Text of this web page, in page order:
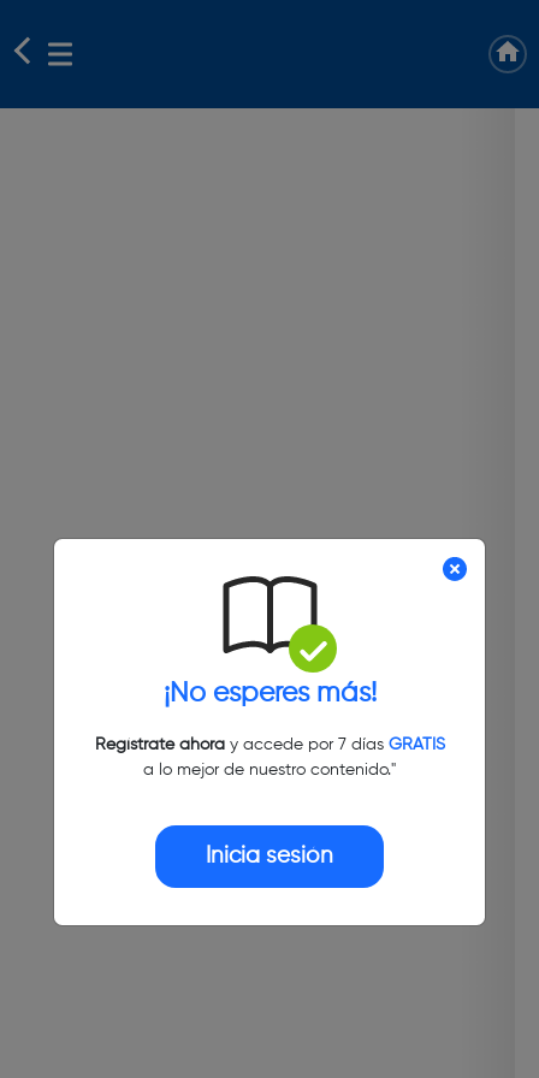
¡No esperes más!
Regístrate ahoray accede por 7 días GRATIS
a lo mejor de nuestro contenido."
Inicia sesión